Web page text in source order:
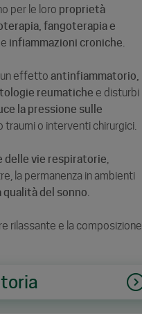
per le loro proprietà
fangoterapia e
e infiammazioni croniche
un effettoantinfiammatorio,
reumatiche e disturbi
la pressione sulle
o interventi chirurgici.
vie respiratorie
la permanenza in ambienti
qualità del sonno
rilassante e la composizione